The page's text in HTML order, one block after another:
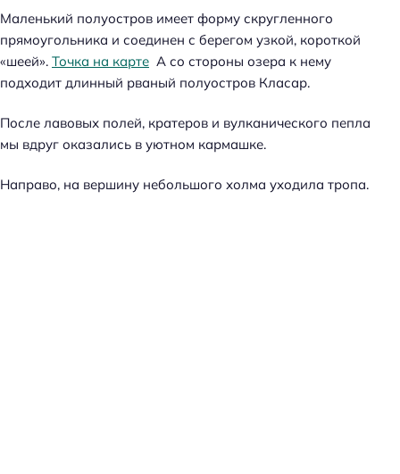
Маленький полуостров имеет форму скругленного
прямоугольника и соединен с берегом узкой, короткой
«шеей». Точка на карте А со стороны озера к нему
подходит длинный рваный полуостров Класар.
После лавовых полей, кратеров и вулканического пепла
мы вдруг оказались в уютном кармашке.
Направо, на вершину небольшого холма уходила тропа.